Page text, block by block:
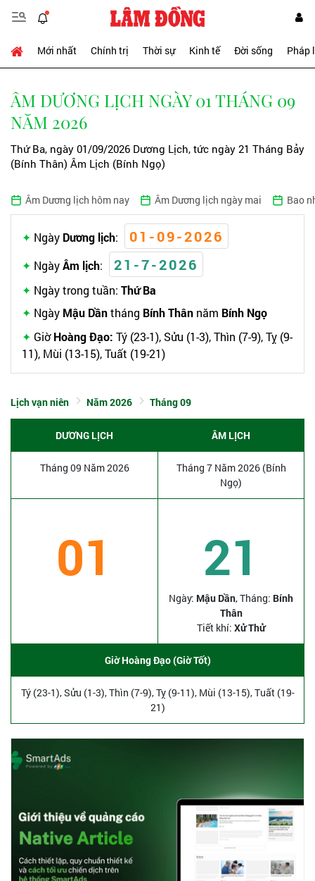
Mới nhất Chính trị Thời sự Kinh tế Đời sống Pháp
ÂM DƯƠNG LỊCH NGÀY 01 THÁNG 09
NĂM 2026
Thứ Ba, ngày 01/09/2026 Dương Lịch, tức ngày 21 Tháng Bảy
(Bính Thân) Âm Lịch (Bính Ngọ)
Âm Dương lịch hôm nay Âm Dương lịch ngày mai Bao
Ngày Dương lịch: 01-09-2026
NgàyÂm lịch: 21-7-2026
Ngày trong tuần: Thứ Ba
Ngày Mậu Dầntháng Bính Thân năm Bính Ngọ
GiờHoàng Đạo: Tý (23-1), Sửu (1-3), Thìn (7-9), Tỵ (9-
11), Mùi (13-15), Tuất (19-21)
Lịch vạn niên Năm 2026 Tháng 09
DƯƠNG LỊCH ÂM LỊCH
Tháng 09 Năm 2026
Tháng 7 Năm 2026 (Bính
Ngọ)
01 21
Ngày: Mậu Dần, Tháng: Bính
Thân
Tiết khí: Xử Thử
Giờ Hoàng Đạo (Giờ Tốt)
Tý (23-1), Sửu (1-3), Thìn (7-9), Tỵ (9-11), Mùi (13-15), Tuất (19-
21)